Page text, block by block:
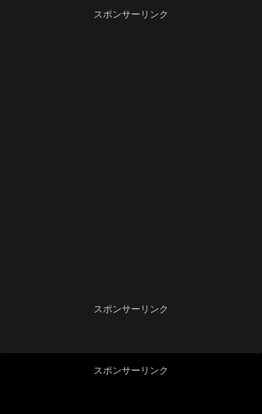
スポンサーリンク
スポンサーリンク
スポンサーリンク